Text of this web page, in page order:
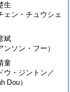
生
ェン・チュウシェ
斌
ンソン・フー）
童
ウ・ジントン／
Dou）